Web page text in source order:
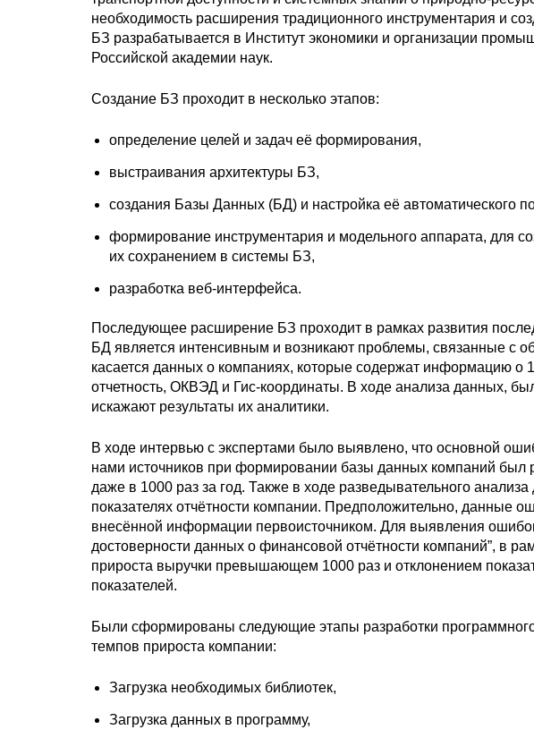
необходимость расширения традиционного инструментария и
БЗ разрабатывается в Институт экономики и организации
Российской академии наук.
Создание БЗ проходит в несколько этапов:
определение целей и задач её формирования,
выстраивания архитектуры БЗ,
создания Базы Данных (БД) и настройка её автоматического
формирование инструментария и модельного аппарата, для
их сохранением в системы БЗ,
разработка веб-интерфейса.
Последующее расширение БЗ проходит в рамках развития
БД является интенсивным и возникают проблемы, связанные с
касается данных о компаниях, которые содержат информацию о
отчетность, ОКВЭД и Гис-координаты. В ходе анализа данных,
искажают результаты их аналитики.
В ходе интервью с экспертами было выявлено, что основной
нами источников при формировании базы данных компаний был
даже в 1000 раз за год. Также в ходе разведывательного
показателях отчётности компании. Предположительно, данные
внесённой информации первоисточником. Для выявления
достоверности данных о финансовой отчётности компаний”, в
прироста выручки превышающем 1000 раз и отклонением
показателей.
Были сформированы следующие этапы разработки
темпов прироста компании:
Загрузка необходимых библиотек,
Загрузка данных в программу,